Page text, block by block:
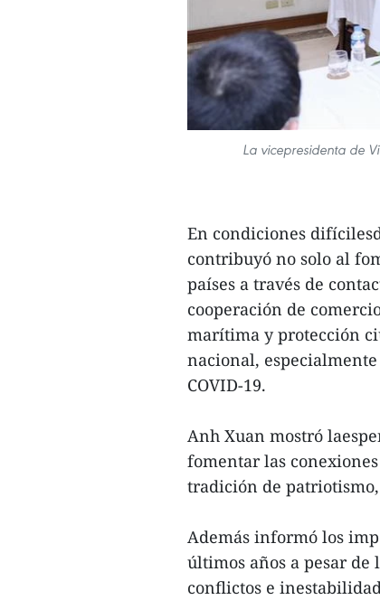
La vicepresidenta de
En condiciones
contribuyó no solo al
países a través de
cooperación de
marítima y protección
nacional,
COVID-19.
Anh Xuan mostró
fomentar las
tradición de
Además informó los
últimos años a pesar de
conflictos e